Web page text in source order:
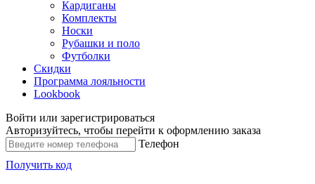
Кардиганы
Комплекты
Носки
Рубашки и поло
Футболки
Скидки
Программа лояльности
Lookbook
Войти или зарегистрироваться
Авторизуйтесь, чтобы перейти к оформлению заказа
Телефон
Получить код